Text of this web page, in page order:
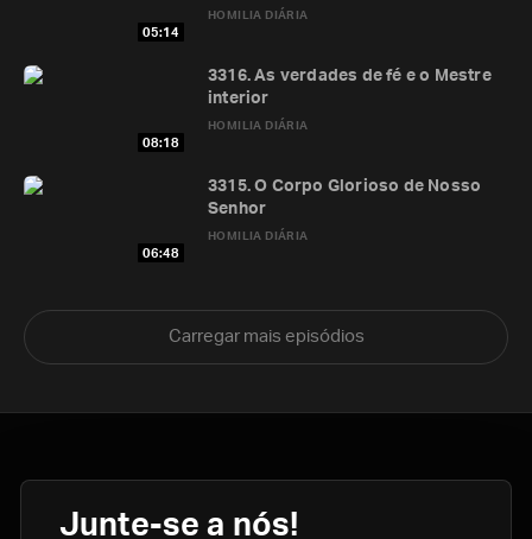
05:14
HOMILIA DIÁRIA
08:18
HOMILIA DIÁRIA
3316. As verdades de fé e o Mestre
interior
06:48
HOMILIA DIÁRIA
3315. O Corpo Glorioso de Nosso
Senhor
Carregar mais episódios
Junte-se a nós!